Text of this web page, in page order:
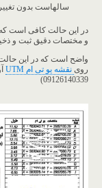
سالهاست بدون
در این حالت کافی است
و مختصات دقیق ثبت و
واضح است که در این
روی نقشه یو تی ام UTM
09126140339)